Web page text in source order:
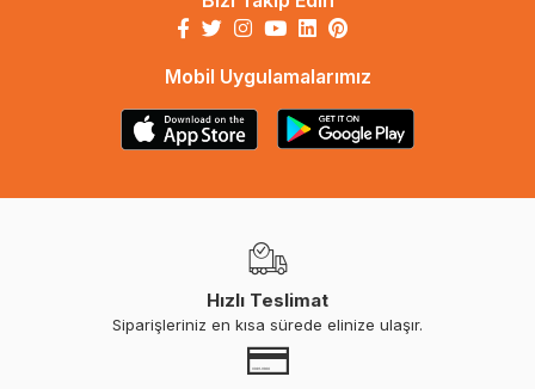
Mobil Uygulamalarımız
Hızlı Teslimat
Siparişleriniz en kısa sürede elinize ulaşır.